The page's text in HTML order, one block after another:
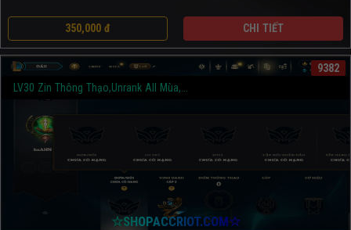
350,000 đ CHI TIẾT
LV30 Zin Thông Thạo,Unrank All Mùa,...
9382
☆SHOPACCRIOT.COM☆